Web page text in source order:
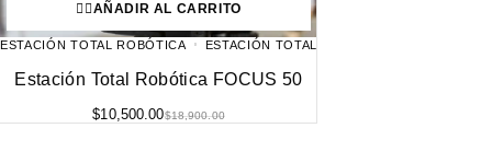
AÑADIR AL CARRITO
ESTACIÓN TOTAL ROBÓTICA ESTACIÓN TOTAL
Estación Total Robótica FOCUS 50
$18,900.00
$10,500.00